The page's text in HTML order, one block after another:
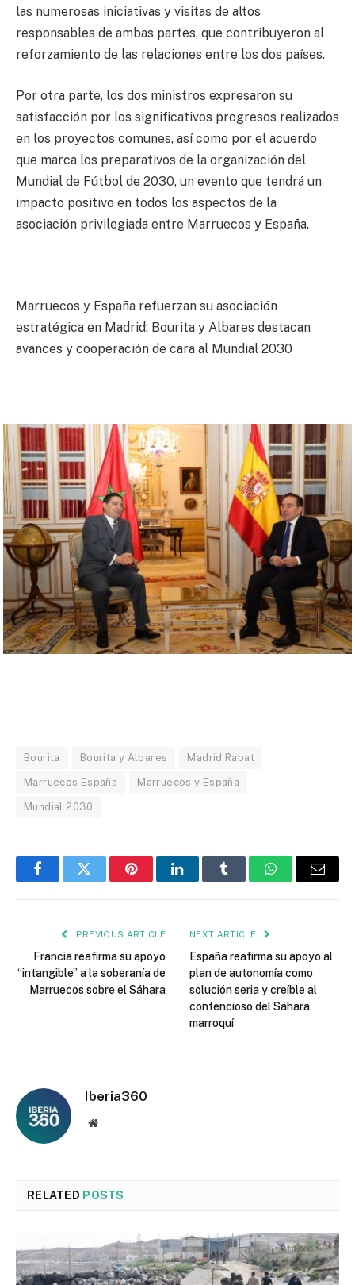
las numerosas iniciativas y visitas de altos
responsables de ambas partes, que contribuyeron al
reforzamiento de las relaciones entre los dos países.
Por otra parte, los dos ministros expresaron su
satisfacción por los significativos progresos realizados
en los proyectos comunes, así como por el acuerdo
que marca los preparativos de la organización del
Mundial de Fútbol de 2030, un evento que tendrá un
impacto positivo en todos los aspectos de la
asociación privilegiada entre Marruecos y España.
Marruecos y España refuerzan su asociación
estratégica en Madrid: Bourita y Albares destacan
avances y cooperación de cara al Mundial 2030
Bourita Bourita y Albares Madrid Rabat
Marruecos España Marruecos y España
Mundial 2030
FacebookTwitter PinterestLinkedInTumblr WhatsAppEmail
PREVIOUS ARTICLE
Francia reafirma su apoyo
“intangible” a la soberanía de
Marruecos sobre el Sáhara
NEXT ARTICLE
España reafirma su apoyo al
plan de autonomía como
solución seria y creíble al
contencioso del Sáhara
marroquí
Iberia360
Website
RELATED POSTS